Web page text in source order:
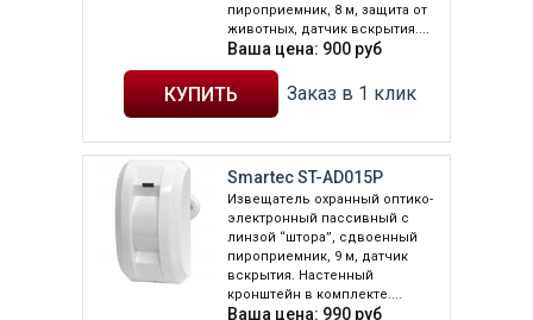
пироприемник, 8 м, защита от
животных, датчик вскрытия....
Ваша цена: 900 руб
Заказ в 1 клик
Smartec ST-AD015P
Извещатель охранный оптико-
электронный пассивный с
линзой “штора”, сдвоенный
пироприемник, 9 м, датчик
вскрытия. Настенный
кронштейн в комплекте....
Ваша цена: 990 руб